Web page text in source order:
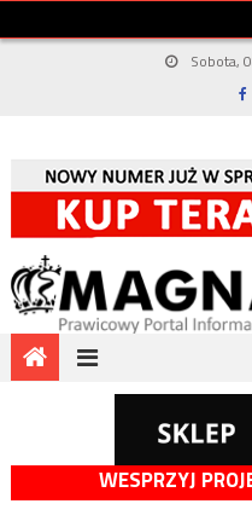
Sobota,
WESPRZYJ